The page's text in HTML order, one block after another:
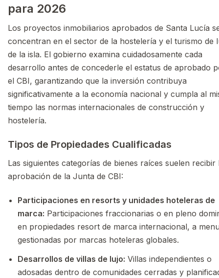
para 2026
Los proyectos inmobiliarios aprobados de Santa Lucía
concentran en el sector de la hostelería y el turismo de
de la isla. El gobierno examina cuidadosamente cada
desarrollo antes de concederle el estatus de aprobado
el CBI, garantizando que la inversión contribuya
significativamente a la economía nacional y cumpla al
tiempo las normas internacionales de construcción y
hostelería.
Tipos de Propiedades Cualificadas
Las siguientes categorías de bienes raíces suelen recibir
aprobación de la Junta de CBI:
Participaciones en resorts y unidades hoteleras de
marca: Participaciones fraccionarias o en pleno
en propiedades resort de marca internacional, a
gestionadas por marcas hoteleras globales.
Desarrollos de villas de lujo: Villas independientes o
adosadas dentro de comunidades cerradas y